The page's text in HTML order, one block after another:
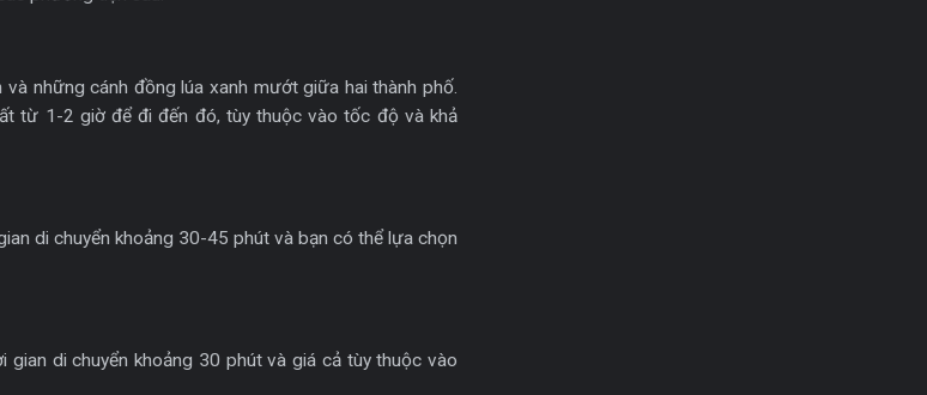
những cánh đồng lúa xanh mướt giữa hai thành phố.
từ 1-2 giờ để đi đến đó, tùy thuộc vào tốc độ và khả
di chuyển khoảng 30-45 phút và bạn có thể lựa chọn
di chuyển khoảng 30 phút và giá cả tùy thuộc vào